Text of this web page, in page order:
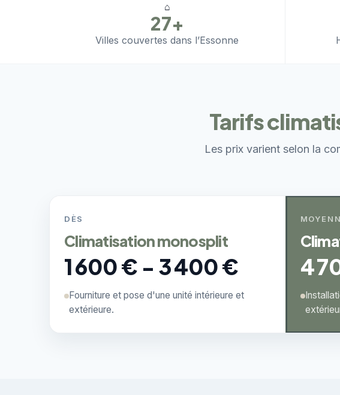
⌂
27+
Villes couvertes dans l’Essonne
Tarifs
Les prix varient selon la
DÈS
Climatisation monosplit
1 600 € - 3 400 €
Fourniture et pose d'une unité intérieure et
extérieure.
4